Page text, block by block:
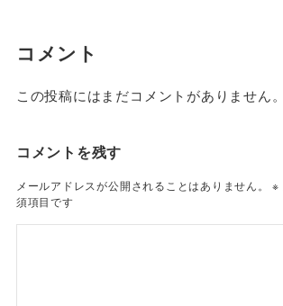
コメント
この投稿にはまだコメントがありません。
コメントを残す
メールアドレスが公開されることはありません。 ※
須項目です